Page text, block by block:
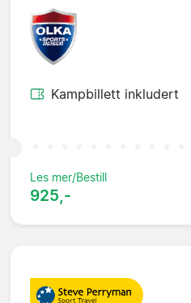
Kampbillett inkludert
Les mer/Bestill
925,-